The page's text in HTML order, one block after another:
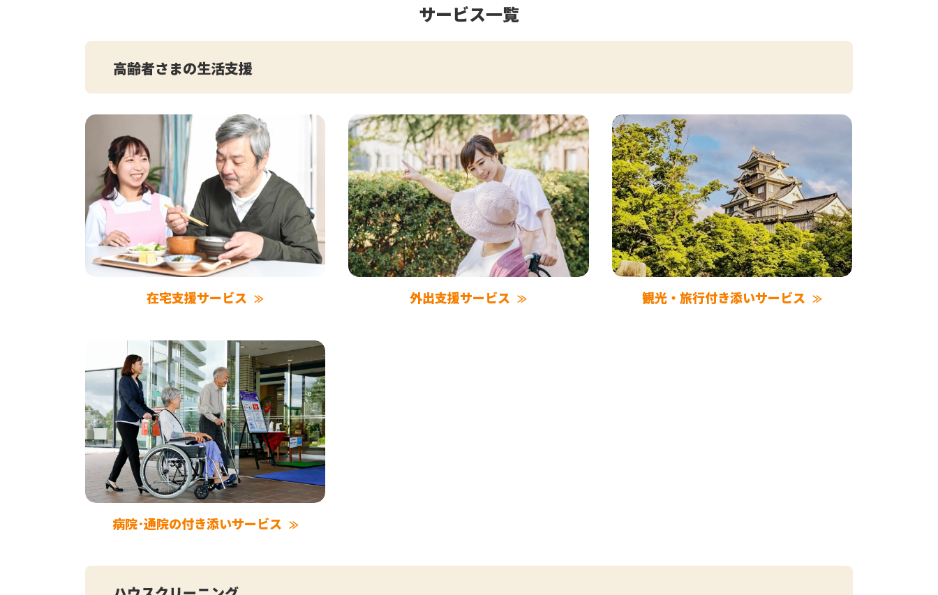
サービス一覧
高齢者さまの生活支援
在宅支援サービス 外出支援サービス 観光・旅行付き添いサービス
病院･通院の付き添いサービス